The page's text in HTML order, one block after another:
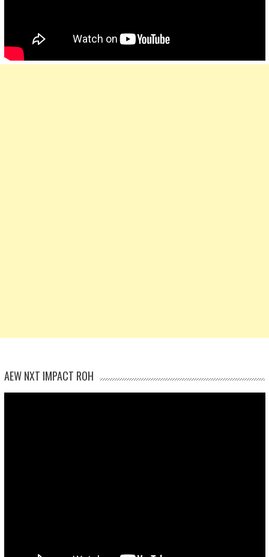
AEW NXT IMPACT ROH